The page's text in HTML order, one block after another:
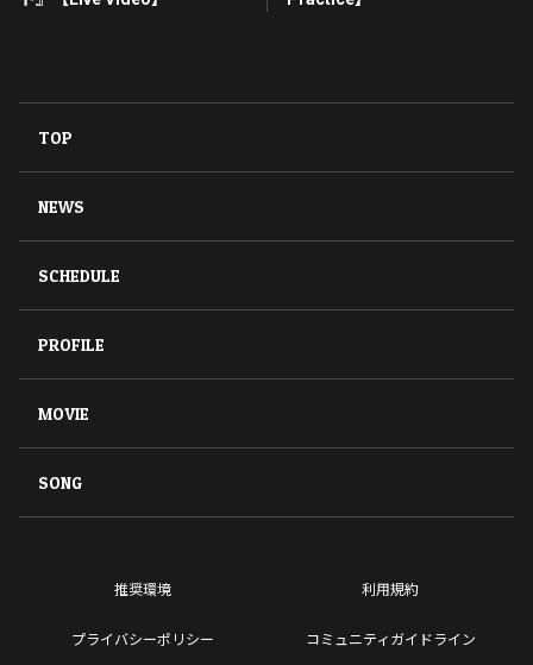
TOP
NEWS
SCHEDULE
PROFILE
MOVIE
SONG
推奨環境 利用規約
プライバシーポリシー コミュニティガイドライン